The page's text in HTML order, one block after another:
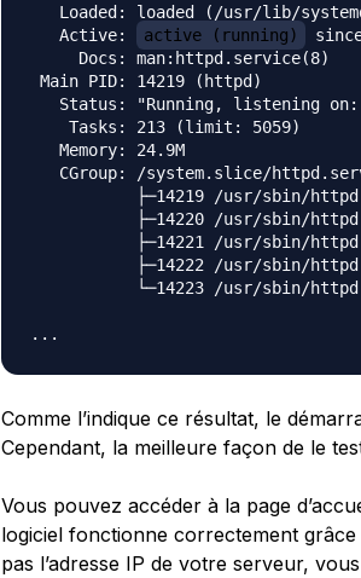
Loaded: loaded (/usr/lib/
   Active:
active (running)
     Docs: man:httpd.service(8)
Main PID: 14219 (httpd)
Status: "Running, listening
    Tasks: 213 (limit: 5059)
   Memory: 24.9M
CGroup: /system.slice/
├─14219 /usr/sbin/
├─14220 /usr/sbin/
├─14221 /usr/sbin/
├─14222 /usr/sbin/
└─14223 /usr/sbin/
Comme l’indique ce résultat, le
Cependant, la meilleure façon de le
Vous pouvez accéder à la page
logiciel fonctionne correctement
pas l’adresse IP de votre serveur,